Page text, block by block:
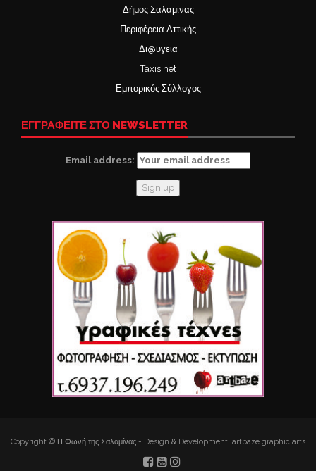
Δήμος Σαλαμίνας
Περιφέρεια Αττικής
Δι@υγεια
Taxis net
Εμπορικός Σύλλογος
ΕΓΓΡΑΦΕΙΤΕ ΣΤΟ NEWSLETTER
Email address:
Copyright © Η Φωνή της Σαλαμίνας - Design & Development: artbaze graphic arts